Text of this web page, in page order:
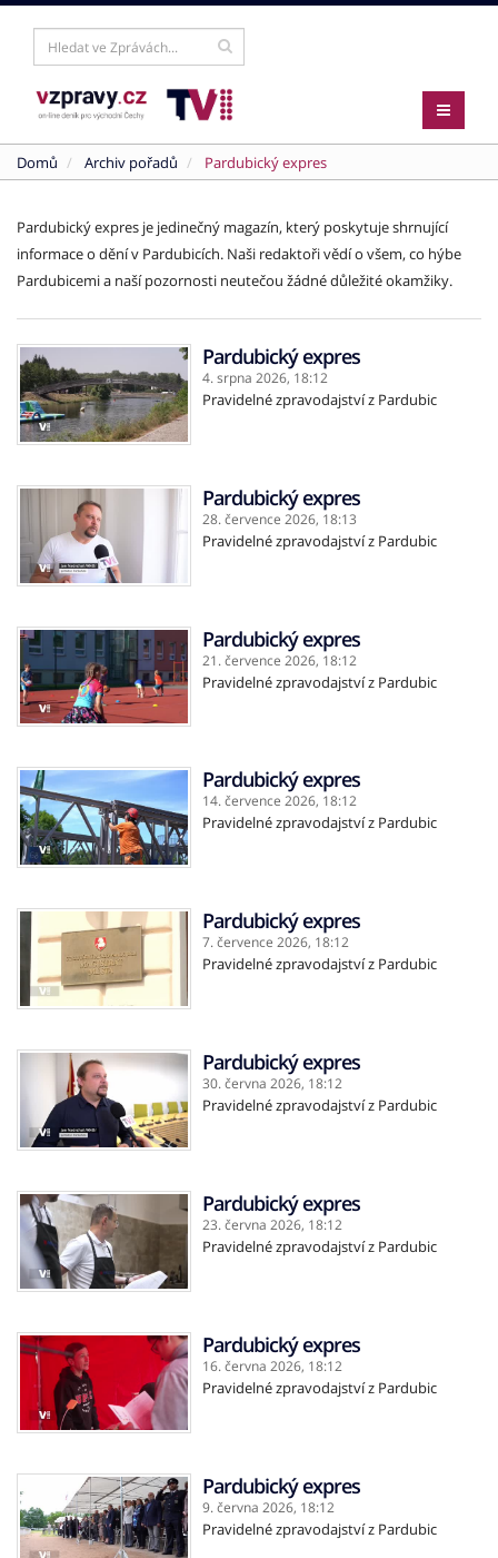
Domů Archiv pořadů Pardubický expres
Pardubický expres je jedinečný magazín, který poskytuje shrnující
informace o dění v Pardubicích. Naši redaktoři vědí o všem, co hýbe
Pardubicemi a naší pozornosti neutečou žádné důležité okamžiky.
Pardubický expres
4. srpna 2026, 18:12
Pravidelné zpravodajství z Pardubic
Pardubický expres
28. července 2026, 18:13
Pravidelné zpravodajství z Pardubic
Pardubický expres
21. července 2026, 18:12
Pravidelné zpravodajství z Pardubic
Pardubický expres
14. července 2026, 18:12
Pravidelné zpravodajství z Pardubic
Pardubický expres
7. července 2026, 18:12
Pravidelné zpravodajství z Pardubic
Pardubický expres
30. června 2026, 18:12
Pravidelné zpravodajství z Pardubic
Pardubický expres
23. června 2026, 18:12
Pravidelné zpravodajství z Pardubic
Pardubický expres
16. června 2026, 18:12
Pravidelné zpravodajství z Pardubic
Pardubický expres
9. června 2026, 18:12
Pravidelné zpravodajství z Pardubic